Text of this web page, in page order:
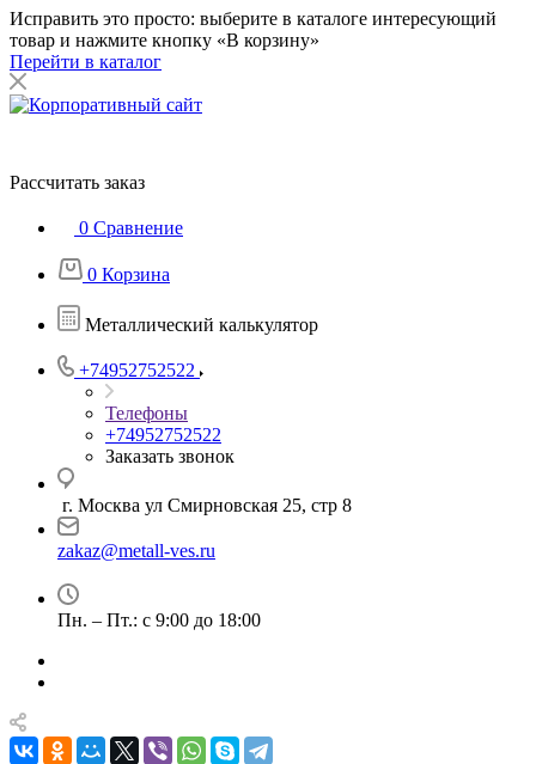
Исправить это просто: выберите в каталоге интересующий
товар и нажмите кнопку «В корзину»
Перейти в каталог
Рассчитать заказ
0 Сравнение
0 Корзина
Металлический калькулятор
+74952752522
Телефоны
+74952752522
Заказать звонок
г. Москва ул Смирновская 25, стр 8
zakaz@metall-ves.ru
Пн. – Пт.: с 9:00 до 18:00